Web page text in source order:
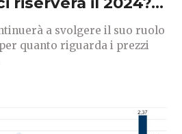
a svolgere il suo ruolo
quanto riguarda i prezzi